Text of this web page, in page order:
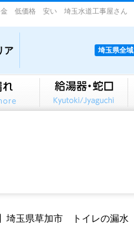
低価格 安い 埼玉水道工事屋さん
ア 埼玉県全域
】埼玉県草加市 トイレの漏水